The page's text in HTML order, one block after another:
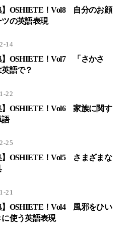
】OSHIETE！Vol8 自分のお顔
の英語表現
14
】OSHIETE！Vol7 「さかさ
英語で？
22
】OSHIETE！Vol6 家族に関す
語
25
】OSHIETE！Vol5 さまざまな
21
】OSHIETE！Vol4 風邪をひい
に使う英語表現